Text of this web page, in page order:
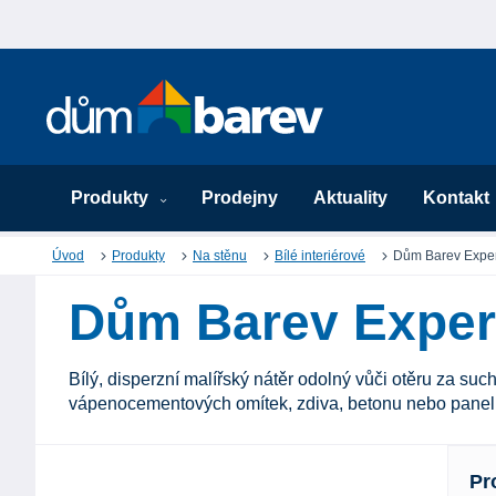
Produkty Prodejny Aktuality Kontakt
Úvod Produkty Na stěnu Bílé interiérové Dům Barev
Dům Barev
Bílý, disperzní malířský nátěr odolný vůči otěru za
vápenocementových omítek, zdiva, betonu nebo